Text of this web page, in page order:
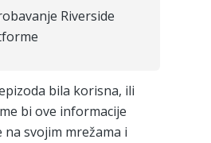
Riverside
bila korisna, ili
bi ove informacije
na svojim mrežama i